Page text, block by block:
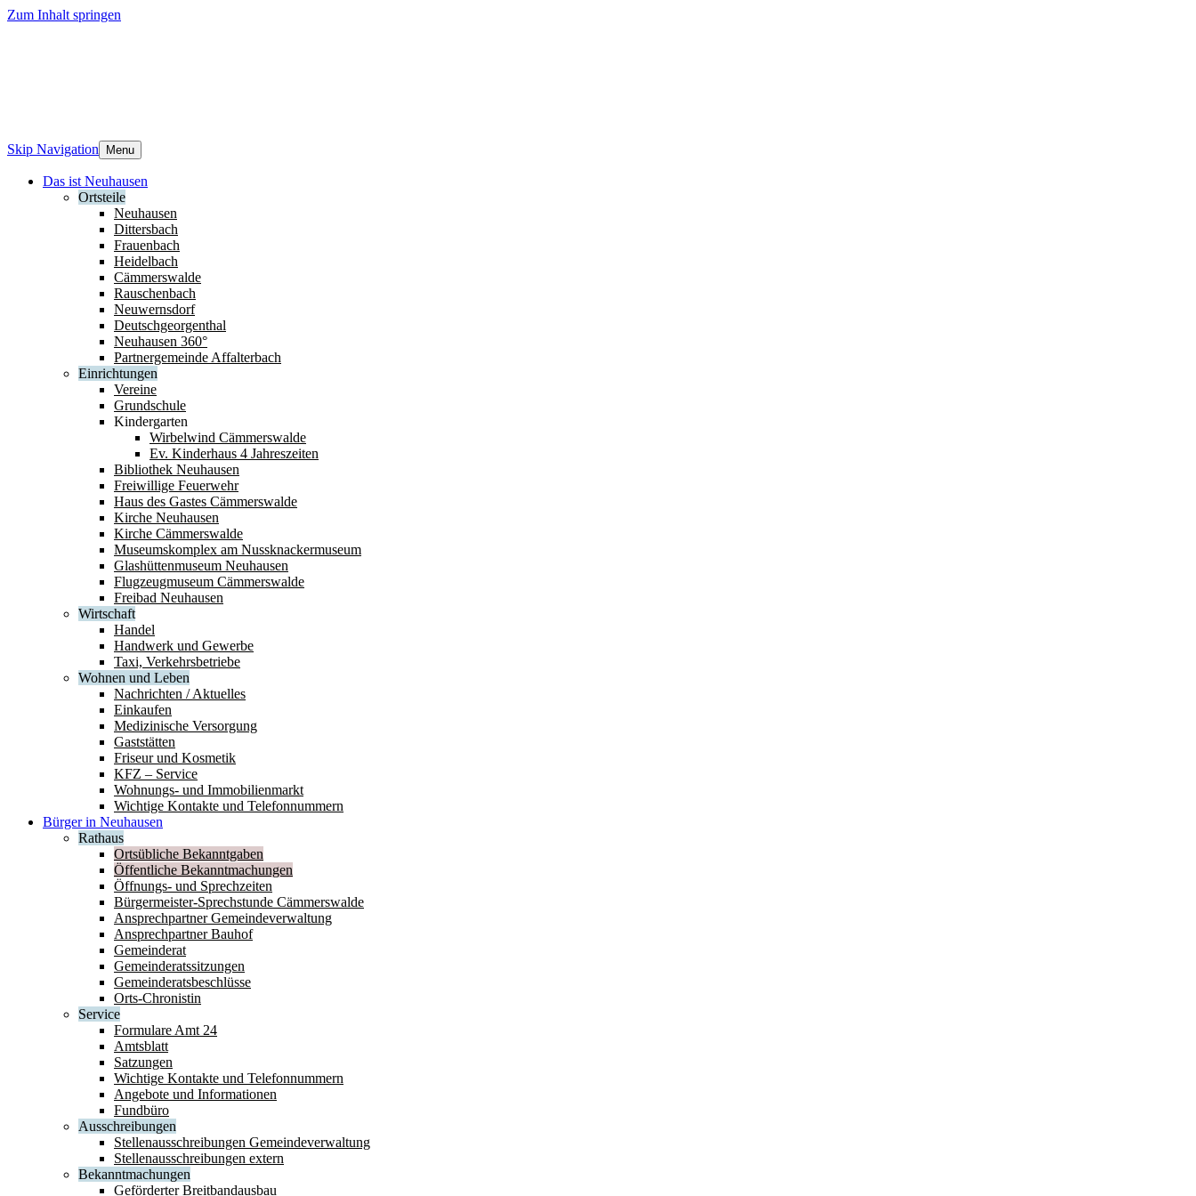
Zum Inhalt springen
Skip Navigation Menu
Das ist Neuhausen
Ortsteile
Neuhausen
Dittersbach
Frauenbach
Heidelbach
Cämmerswalde
Rauschenbach
Neuwernsdorf
Deutschgeorgenthal
Neuhausen 360°
Partnergemeinde Affalterbach
Einrichtungen
Vereine
Grundschule
Kindergarten
Wirbelwind Cämmerswalde
Ev. Kinderhaus 4 Jahreszeiten
Bibliothek Neuhausen
Freiwillige Feuerwehr
Haus des Gastes Cämmerswalde
Kirche Neuhausen
Kirche Cämmerswalde
Museumskomplex am Nussknackermuseum
Glashüttenmuseum Neuhausen
Flugzeugmuseum Cämmerswalde
Freibad Neuhausen
Wirtschaft
Handel
Handwerk und Gewerbe
Taxi, Verkehrsbetriebe
Wohnen und Leben
Nachrichten / Aktuelles
Einkaufen
Medizinische Versorgung
Gaststätten
Friseur und Kosmetik
KFZ – Service
Wohnungs- und Immobilienmarkt
Wichtige Kontakte und Telefonnummern
Bürger in Neuhausen
Rathaus
Ortsübliche Bekanntgaben
Öffentliche Bekanntmachungen
Öffnungs- und Sprechzeiten
Bürgermeister-Sprechstunde Cämmerswalde
Ansprechpartner Gemeindeverwaltung
Ansprechpartner Bauhof
Gemeinderat
Gemeinderatssitzungen
Gemeinderatsbeschlüsse
Orts-Chronistin
Service
Formulare Amt 24
Amtsblatt
Satzungen
Wichtige Kontakte und Telefonnummern
Angebote und Informationen
Fundbüro
Ausschreibungen
Stellenausschreibungen Gemeindeverwaltung
Stellenausschreibungen extern
Bekanntmachungen
Geförderter Breitbandausbau